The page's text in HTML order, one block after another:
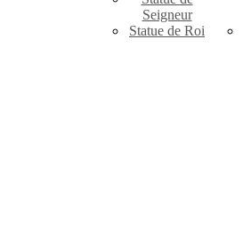
Seigneur
Statue de Roi